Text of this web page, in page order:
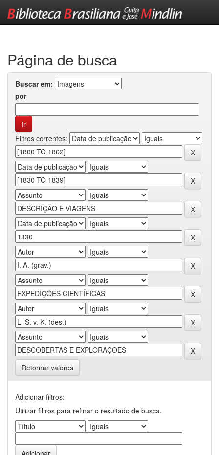
Página de busca
Buscar em:
por
Filtros correntes:
Retornar valores
Adicionar filtros:
Utilizar filtros para refinar o resultado de busca.